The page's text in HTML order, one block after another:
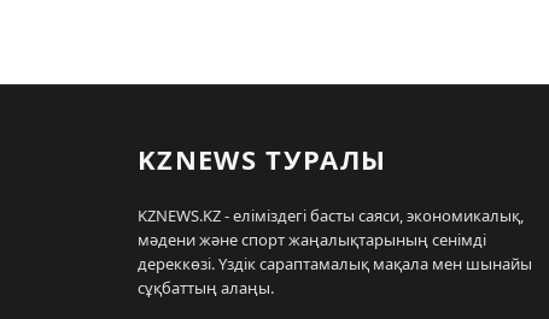
KZNEWS ТУРАЛЫ
KZNEWS.KZ - еліміздегі басты саяси, экономикалық,
мәдени және спорт жаңалықтарының сенімді
дереккөзі. Үздік сараптамалық мақала мен шынайы
сұқбаттың алаңы.